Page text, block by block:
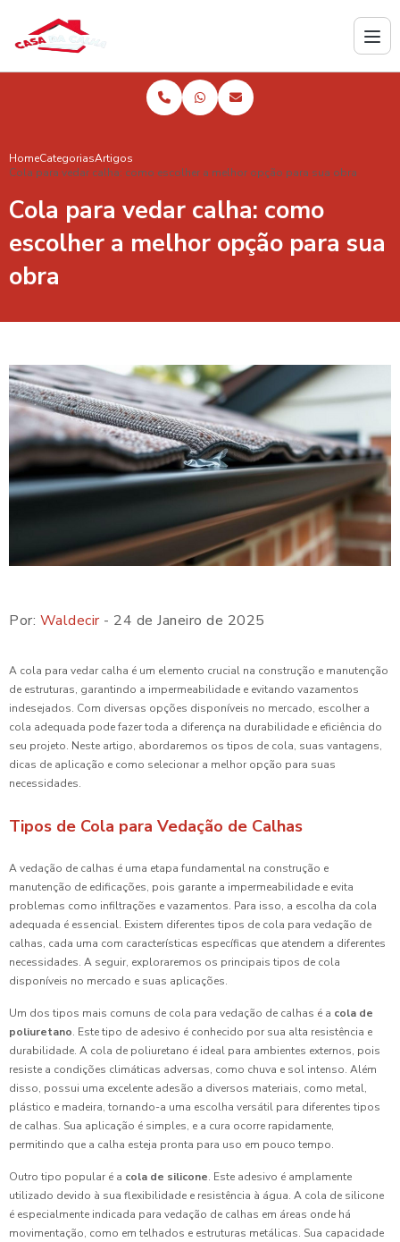
HomeCategoriasArtigos
Cola para vedar calha: como escolher a melhor opção para sua obra
Cola para vedar calha: como
escolher a melhor opção para sua
obra
Por: Waldecir- 24 de Janeiro de 2025
A cola para vedar calha é um elemento crucial na construção e manutenção
de estruturas, garantindo a impermeabilidade e evitando vazamentos
indesejados. Com diversas opções disponíveis no mercado, escolher a
cola adequada pode fazer toda a diferença na durabilidade e eficiência do
seu projeto. Neste artigo, abordaremos os tipos de cola, suas vantagens,
dicas de aplicação e como selecionar a melhor opção para suas
necessidades.
Tipos de Cola para Vedação de Calhas
A vedação de calhas é uma etapa fundamental na construção e
manutenção de edificações, pois garante a impermeabilidade e evita
problemas como infiltrações e vazamentos. Para isso, a escolha da cola
adequada é essencial. Existem diferentes tipos de cola para vedação de
calhas, cada uma com características específicas que atendem a diferentes
necessidades. A seguir, exploraremos os principais tipos de cola
disponíveis no mercado e suas aplicações.
Um dos tipos mais comuns de cola para vedação de calhas é a cola de
poliuretano. Este tipo de adesivo é conhecido por sua alta resistência e
durabilidade. A cola de poliuretano é ideal para ambientes externos, pois
resiste a condições climáticas adversas, como chuva e sol intenso. Além
disso, possui uma excelente adesão a diversos materiais, como metal,
plástico e madeira, tornando-a uma escolha versátil para diferentes tipos
de calhas. Sua aplicação é simples, e a cura ocorre rapidamente,
permitindo que a calha esteja pronta para uso em pouco tempo.
Outro tipo popular é a cola de silicone. Este adesivo é amplamente
utilizado devido à sua flexibilidade e resistência à água. A cola de silicone
é especialmente indicada para vedação de calhas em áreas onde há
movimentação, como em telhados e estruturas metálicas. Sua capacidade